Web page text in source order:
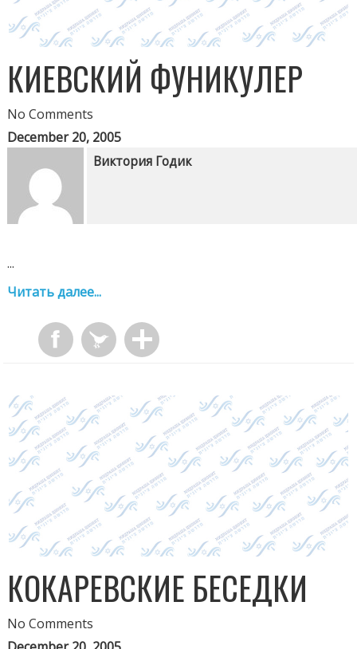
КИЕВСКИЙ ФУНИКУЛЕР
No Comments
December 20, 2005
Виктория Годик
...
Читать далее...
КОКАРЕВСКИЕ БЕСЕДКИ
No Comments